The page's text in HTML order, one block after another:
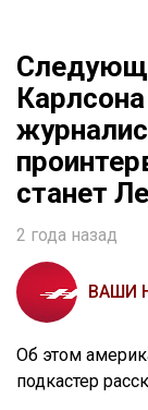
станет
2 года назад
ВАШИ
Об этом
подкастер